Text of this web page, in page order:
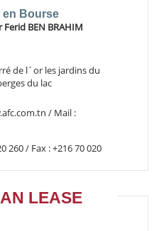
en Bourse
Ferid BEN BRAHIM
de l´or les jardins du
du lac
/ Mail :
260 / Fax : +216 70 020
LEASE